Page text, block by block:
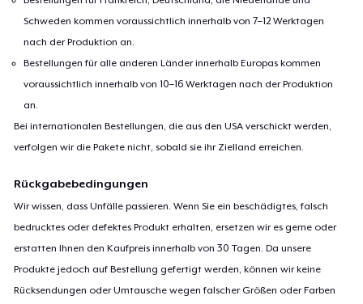
Schweden kommen voraussichtlich innerhalb von 7–12 Werktagen
nach der Produktion an.
Bestellungen für alle anderen Länder innerhalb Europas kommen
voraussichtlich innerhalb von 10–16 Werktagen nach der Produktion
an.
Bei internationalen Bestellungen, die aus den USA verschickt werden,
verfolgen wir die Pakete nicht, sobald sie ihr Zielland erreichen.
Rückgabebedingungen
Wir wissen, dass Unfälle passieren. Wenn Sie ein beschädigtes, falsch
bedrucktes oder defektes Produkt erhalten, ersetzen wir es gerne oder
erstatten Ihnen den Kaufpreis innerhalb von 30 Tagen. Da unsere
Produkte jedoch auf Bestellung gefertigt werden, können wir keine
Rücksendungen oder Umtausche wegen falscher Größen oder Farben